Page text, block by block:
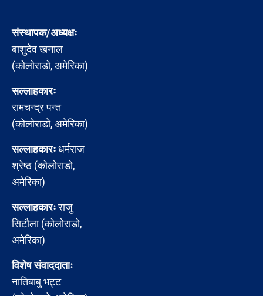
संस्थापक/अध्यक्षः
बाशुदेव खनाल
(कोलोराडो, अमेरिका)
सल्लाहकारः
रामचन्द्र पन्त
(कोलोराडो, अमेरिका)
सल्लाहकारःधर्मराज
श्रेष्ठ (कोलोराडो,
अमेरिका)
सल्लाहकारःराजु
सिटौला (कोलोराडो,
अमेरिका)
विशेष संवाददाताः
नातिबाबु भट्ट